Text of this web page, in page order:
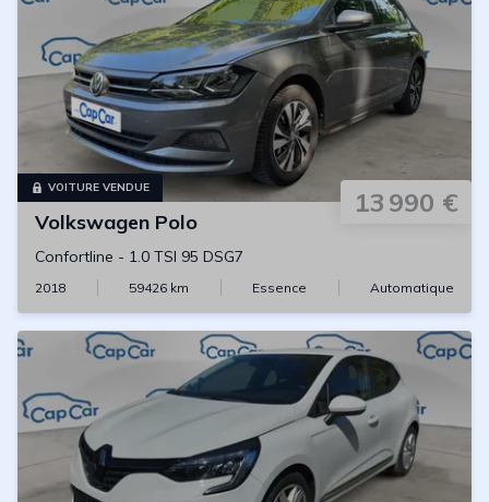
VOITURE VENDUE 13 990 €
Volkswagen Polo
Confortline - 1.0 TSI 95 DSG7
2018 59426 km Essence Automatique